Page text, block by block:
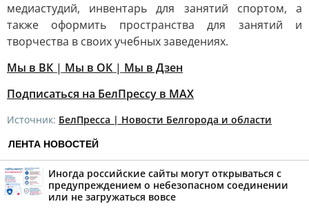
медиастудий, инвентарь для занятий спортом, а
также оформить пространства для занятий и
творчества в своих учебных заведениях.
Мы в ВК | Мы в ОК | Мы в Дзен
Подписаться на БелПрессу в МАХ
Источник: БелПресса | Новости Белгорода и области
ЛЕНТА НОВОСТЕЙ
Иногда российские сайты могут открываться с
предупреждением о небезопасном соединении
или не загружаться вовсе